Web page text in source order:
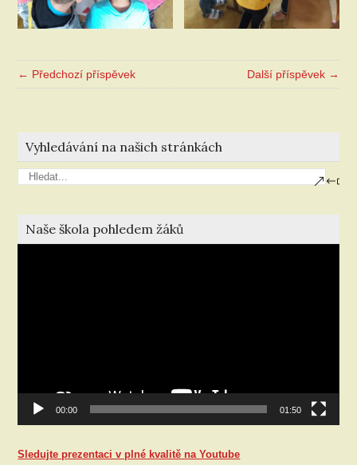
← Předchozí příspěvek Další příspěvek →
Vyhledávání na našich stránkách
Naše škola pohledem žáků
00:00 01:50
Sledujte prezentaci v plné kvalitě na Youtube